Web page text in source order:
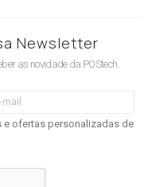
Newsletter
as novidade da POStech.
e ofertas personalizadas de